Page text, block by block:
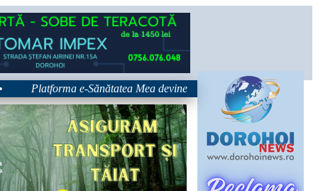
Platforma e-Sănătatea Mea devine disponibilă pe 1 septembrie: